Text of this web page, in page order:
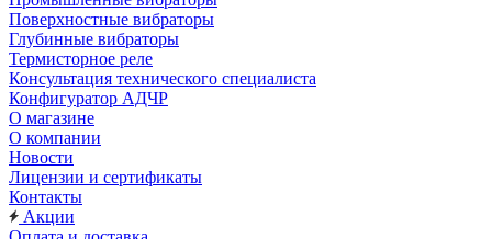
Поверхностные вибраторы
Глубинные вибраторы
Термисторное реле
Консультация технического специалиста
Конфигуратор АДЧР
О магазине
О компании
Новости
Лицензии и сертификаты
Контакты
Акции